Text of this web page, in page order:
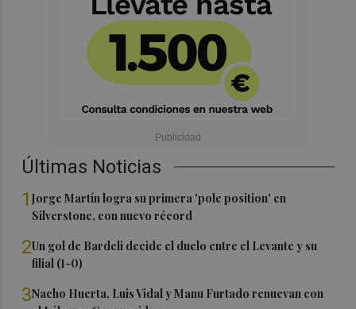
Últimas Noticias
1Jorge Martín logra su primera 'pole position' en
Silverstone, con nuevo récord
2Un gol de Bardeli decide el duelo entre el Levante y su
filial (1-0)
3Nacho Huerta, Luis Vidal y Manu Furtado renuevan con